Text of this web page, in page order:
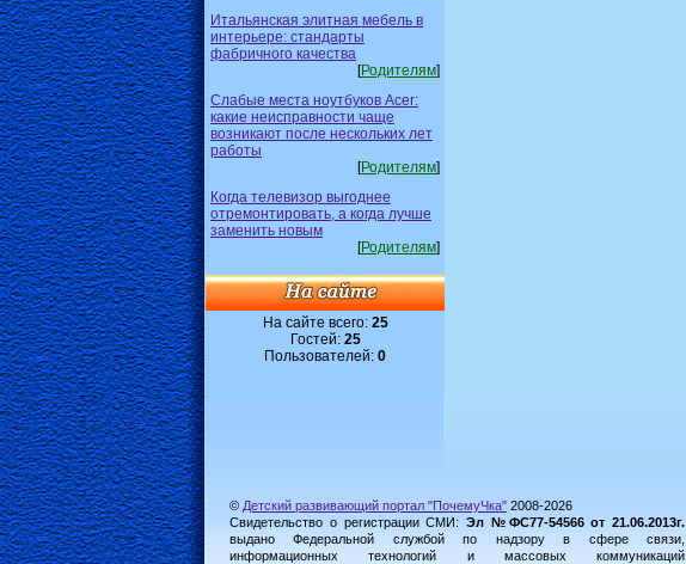
Итальянская элитная мебель в
интерьере: стандарты
фабричного качества
[Родителям]
Слабые места ноутбуков Acer:
какие неисправности чаще
возникают после нескольких лет
работы
[Родителям]
Когда телевизор выгоднее
отремонтировать, а когда лучше
заменить новым
[Родителям]
На сайте всего: 25
Гостей: 25
Пользователей: 0
© Детский развивающий портал "ПочемуЧка" 2008-2026
Свидетельство о регистрации СМИ: Эл №ФС77-54566 от 21.06.2013г.
выдано Федеральной службой по надзору в сфере связи,
информационных технологий и массовых коммуникаций